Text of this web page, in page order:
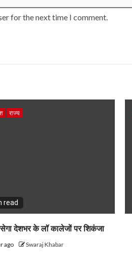
for the next time I comment.
राज्य
read
देशभर के लॉ कालेजों पर शिकंजा
ago Swaraj Khabar